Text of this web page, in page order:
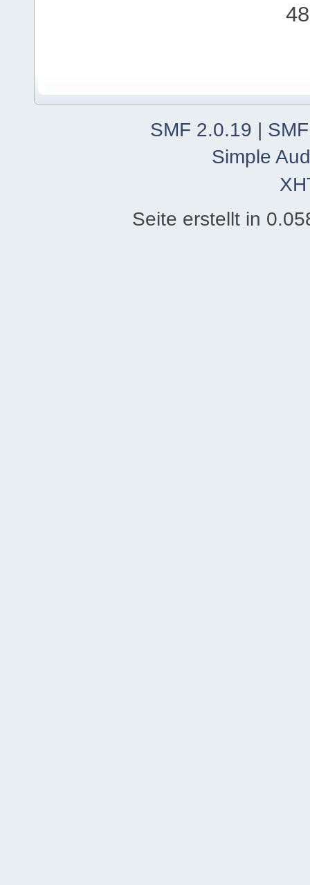
SMF 2.0.19 |
Simple
Seite erstellt in